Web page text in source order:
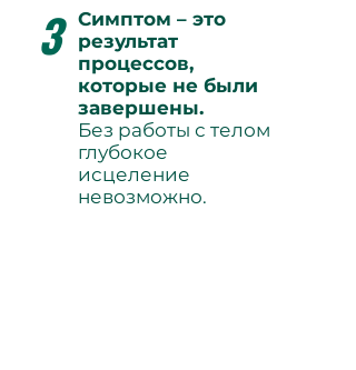
3
Симптом – это
результат
процессов,
которые не были
завершены.
Без работы с телом
глубокое
исцеление
невозможно.